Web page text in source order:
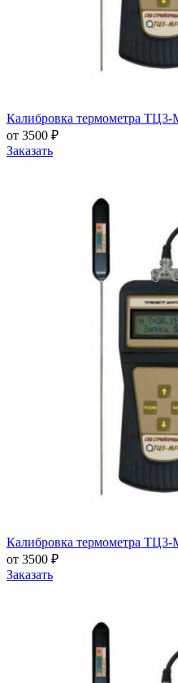
Калибровка термометра
от 3500 ₽
Заказать
Калибровка термометра
от 3500 ₽
Заказать